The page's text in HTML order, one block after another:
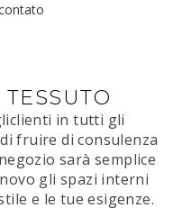
in tutti gli
fruire di consulenza
sarà semplice
gli spazi interni
e le tue esigenze.